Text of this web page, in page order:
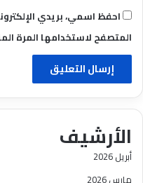
احفظ اسمي، بريدي
المتصفح لاستخدامها المرة
الأرشيف
أبريل 2026